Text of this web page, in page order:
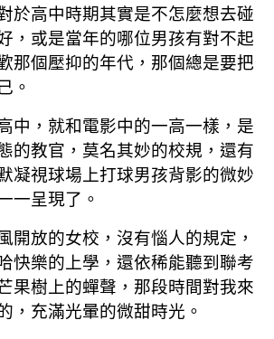
於高中時期其實是不怎麼想去碰
，或是當年的哪位男孩有對不起
那個壓抑的年代，那個總是要把
。
中，就和電影中的一高一樣，是
的教官，莫名其妙的校規，還有
凝視球場上打球男孩背影的微妙
一呈現了。
開放的女校，沒有惱人的規定，
快樂的上學，還依稀能聽到聯考
果樹上的蟬聲，那段時間對我來
，充滿光暈的微甜時光。